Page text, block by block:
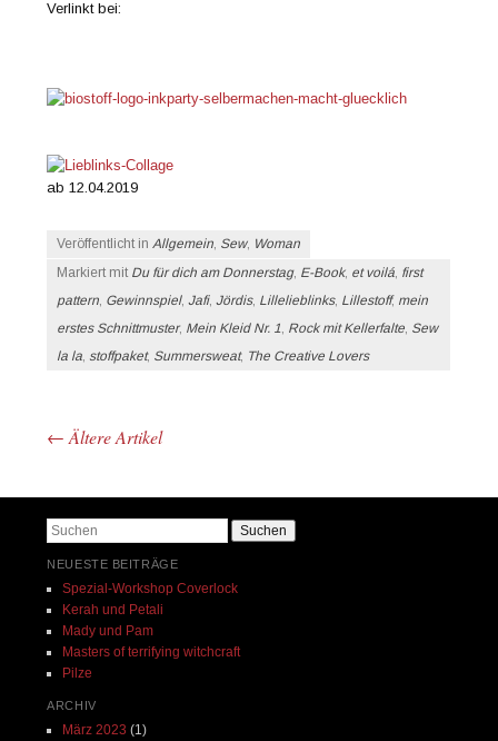
ARCHIV
September 2021(2)
Juni 2021 (2)
Mai 2021(1)
Februar 2021(1)
Januar 2021(7)
November 2020(2)
Oktober 2020(2)
September 2020(3)
April 2020(4)
Januar 2020(2)
Dezember 2019(3)
November 2019(5)
Oktober 2019(3)
September 2019(1)
August 2019(2)
Juli 2019(5)
Juni 2019(2)
Mai 2019
März 2019
Februar 2019(2)